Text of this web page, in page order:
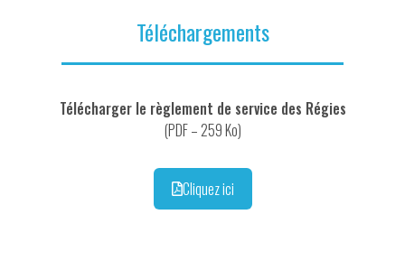
Téléchargements
Télécharger le règlement de service des Régies
(PDF – 259 Ko)
Cliquez ici